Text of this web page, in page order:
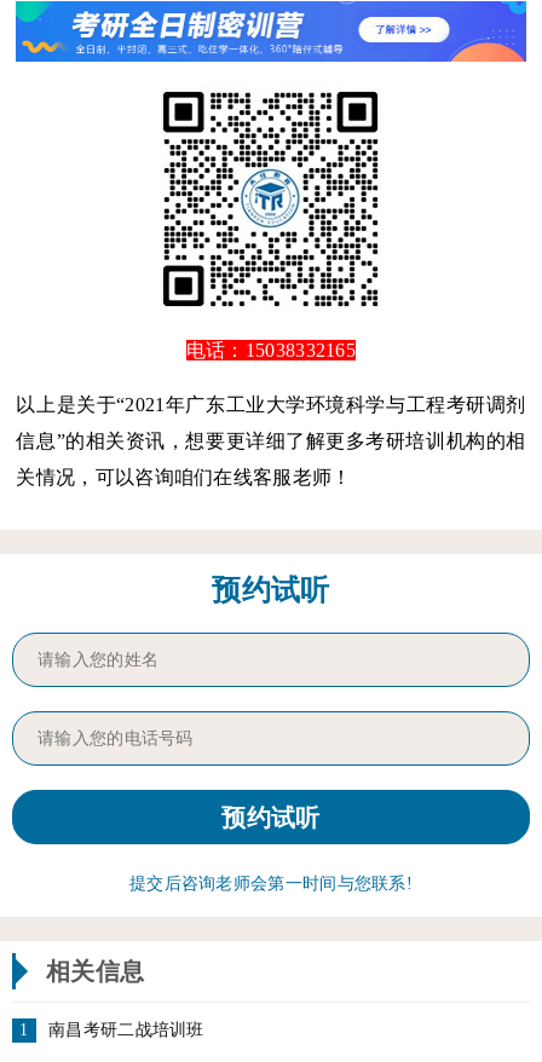
电话：15038332165
以上是关于“2021年广东工业大学环境科学与工程考研调剂
信息”的相关资讯，想要更详细了解更多考研培训机构的相
关情况，可以咨询咱们在线客服老师！
预约试听
提交后咨询老师会第一时间与您联系!
相关信息
1 南昌考研二战培训班